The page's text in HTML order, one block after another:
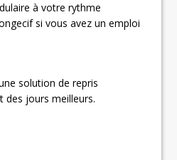
à votre rythme
si vous avez un emploi
solution de repris
des jours meilleurs.